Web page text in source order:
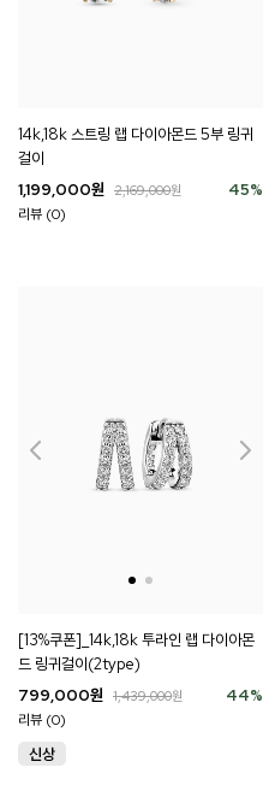
14k,18k 스트링 랩 다이아몬드 5부 링귀
걸이
45%
1,199,000원 2,169,000원
리뷰 (0)
[13%쿠폰]_14k,18k 투라인 랩 다이아몬
드 링귀걸이(2type)
44%
799,000원 1,439,000원
리뷰 (0)